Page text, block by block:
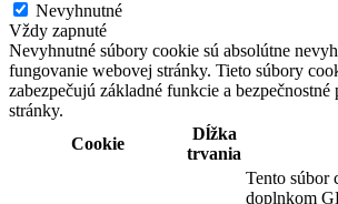
Nevyhnutné
Vždy zapnuté
Nevyhnutné súbory cookie sú absolútne
fungovanie webovej stránky. Tieto súbory
zabezpečujú základné funkcie a
stránky.
Cookie
Dĺžka
trvania
Tento súbor
doplnkom